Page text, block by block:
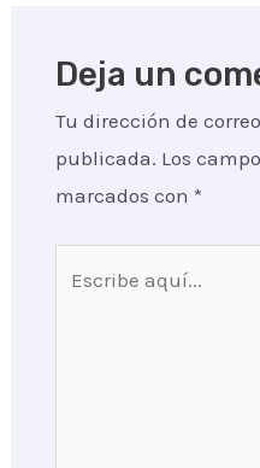
Deja un
Tu dirección de
publicada. Los
marcados con *